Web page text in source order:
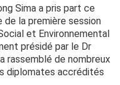
Sima a pris part ce
de la première session
et Environnemental
présidé par le Dr
rassemblé de nombreux
diplomates accrédités